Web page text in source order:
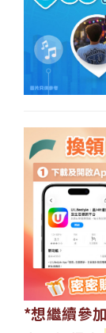
*想繼續參